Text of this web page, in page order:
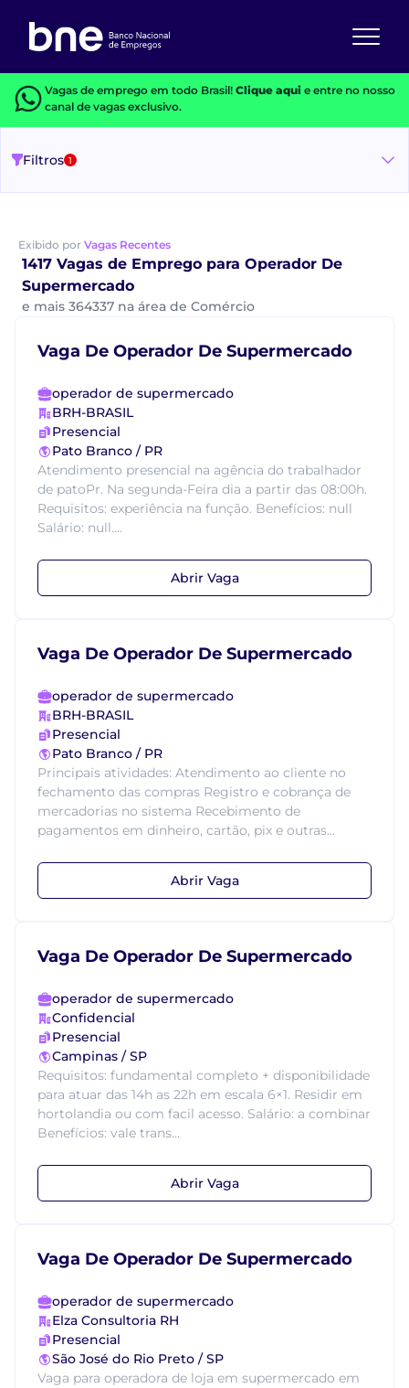
Vagas de emprego em todo Brasil! Clique aquie entre no nosso
canal de vagas exclusivo.
Filtros 1
Exibido por Vagas Recentes
1417 Vagas de Emprego para Operador De
Supermercado
e mais 364337 na área de Comércio
Vaga De Operador De Supermercado
operador de supermercado
BRH-BRASIL
Presencial
Pato Branco / PR
Atendimento presencial na agência do trabalhador
de patoPr. Na segunda-Feira dia a partir das 08:00h.
Requisitos: experiência na função. Benefícios: null
Salário: null....
Abrir Vaga
Vaga De Operador De Supermercado
operador de supermercado
BRH-BRASIL
Presencial
Pato Branco / PR
Principais atividades: Atendimento ao cliente no
fechamento das compras Registro e cobrança de
mercadorias no sistema Recebimento de
pagamentos em dinheiro, cartão, pix e outras...
Abrir Vaga
Vaga De Operador De Supermercado
operador de supermercado
Confidencial
Presencial
Campinas / SP
Requisitos: fundamental completo + disponibilidade
para atuar das 14h as 22h em escala 6×1. Residir em
hortolandia ou com facil acesso. Salário: a combinar
Benefícios: vale trans...
Abrir Vaga
Vaga De Operador De Supermercado
operador de supermercado
Elza Consultoria RH
Presencial
São José do Rio Preto / SP
Vaga para operadora de loja em supermercado em